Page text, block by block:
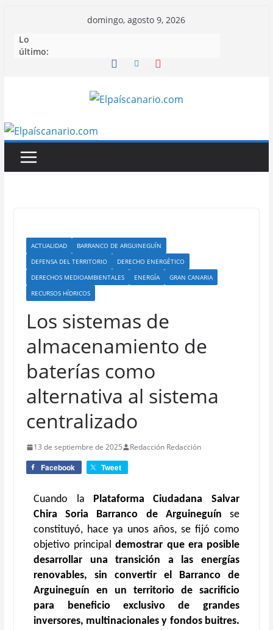
contenido
domingo, agosto 9, 2026
Lo
último:
ACTUALIDAD
BARRANCO DE ARGUINEGUÍN
DEFENSA DEL TERRITORIO
DERECHO ENERGÉTICO
DERECHOS MEDIOAMBIENTALES
ENERGÍA
GRAN CANARIA
RECURSOS HÍDRICOS
Los sistemas de
almacenamiento de
baterías como
alternativa al sistema
centralizado
13 de septiembre de 2025 Redacción Redacción
Facebook Tweet
Cuando la Plataforma Ciudadana Salvar
Chira Soria Barranco de Arguineguín se
constituyó, hace ya unos años, se fijó como
objetivo principaldemostrar que era posible
desarrollar una transición a las energías
renovables, sin convertir el Barranco de
Arguineguín en un territorio de sacrificio
para beneficio exclusivo de grandes
inversores, multinacionales y fondos buitres.